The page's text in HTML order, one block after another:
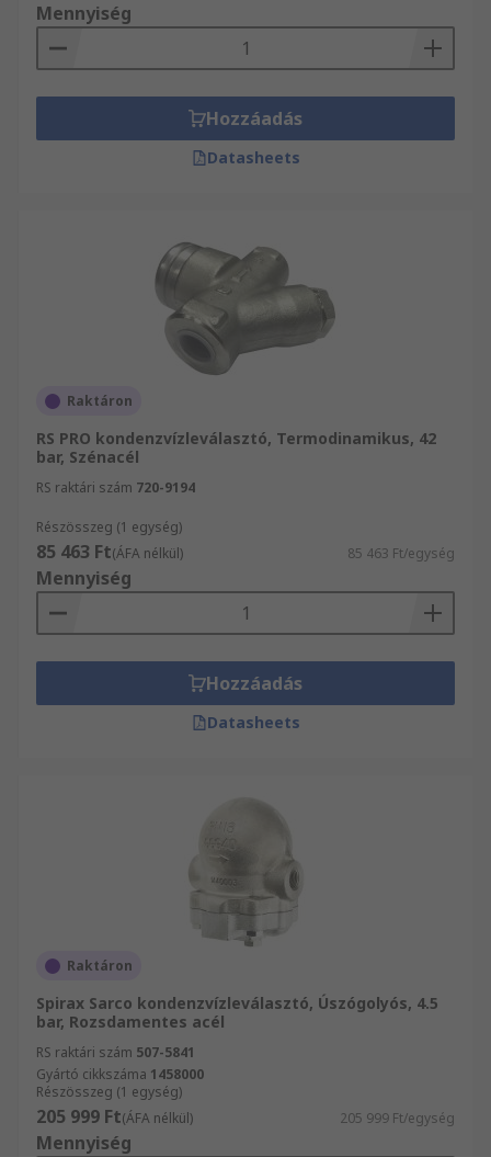
Mennyiség
Hozzáadás
Datasheets
Raktáron
RS PRO kondenzvízleválasztó, Termodinamikus, 42
bar, Szénacél
RS raktári szám 720-9194
Részösszeg (1 egység)
85 463 Ft(ÁFA nélkül) 85 463 Ft/egység
Mennyiség
Hozzáadás
Datasheets
Raktáron
Spirax Sarco kondenzvízleválasztó, Úszógolyós, 4.5
bar, Rozsdamentes acél
RS raktári szám 507-5841
Gyártó cikkszáma 1458000
Részösszeg (1 egység)
205 999 Ft(ÁFA nélkül) 205 999 Ft/egység
Mennyiség